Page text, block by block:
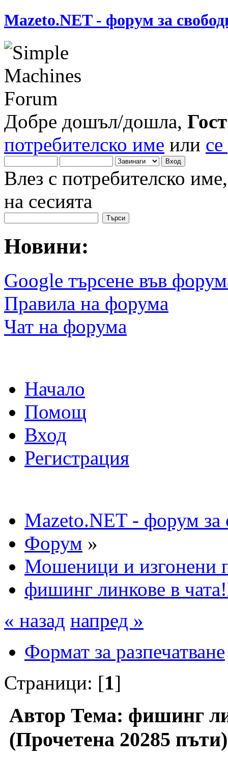
Mazeto.NET - форум за
Добре дошъл/дошла, Гост
потребителско име или
Влез с потребителско
на сесията
Новини:
Google търсене във
Правила на форума
Чат на форума
Начало
Помощ
Вход
Регистрация
Mazeto.NET - форум за
Форум »
Мошеници и изгонени
фишинг линкове в
« назад напред »
Формат за разпечатване
Страници: [1]
Автор Тема: фишинг
(Прочетена 20285 пъти)